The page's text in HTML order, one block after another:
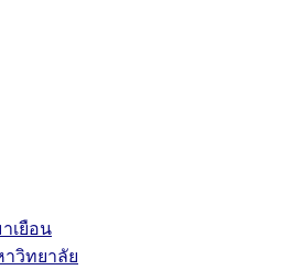
เยือน
วิทยาลัย